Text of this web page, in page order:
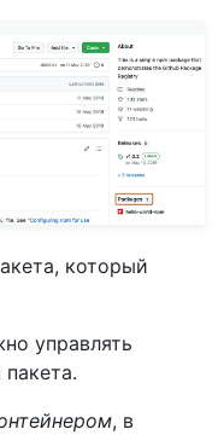
который
управлять
, в